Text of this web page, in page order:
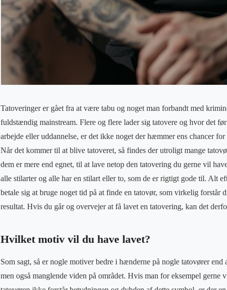
Tatoveringer er gået fra at være tabu og noget man forbandt med
fuldstændig mainstream. Flere og flere lader sig tatovere og hvor det
arbejde eller uddannelse, er det ikke noget der hæmmer ens chancer
Når det kommer til at blive tatoveret, så findes der utroligt mange
dem er mere end egnet, til at lave netop den tatovering du gerne vil
alle stilarter og alle har en stilart eller to, som de er rigtigt gode til. Alt
betale sig at bruge noget tid på at finde en tatovør, som virkelig forstår
resultat. Hvis du går og overvejer at få lavet en tatovering, kan det
Hvilket motiv vil du have lavet?
Som sagt, så er nogle motiver bedre i hænderne på nogle tatovører
men også manglende viden på området. Hvis man for eksempel gerne